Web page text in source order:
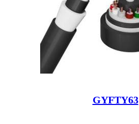
GYFTY63